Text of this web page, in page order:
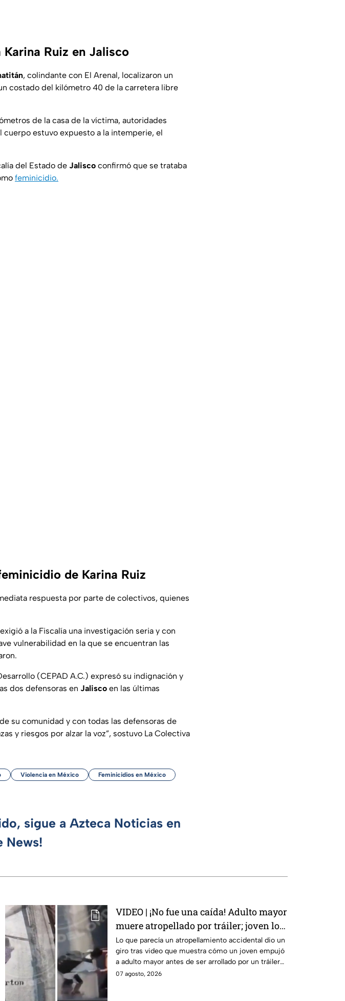
Ruiz en Jalisco
, colindante con El Arenal, localizaron un
costado del kilómetro 40 de la carretera libre
de la casa de la víctima, autoridades
estuvo expuesto a la intemperie, el
del Estado de Jalisco confirmó que se trataba
feminicidio.
de Karina Ruiz
respuesta por parte de colectivos, quienes
a la Fiscalía una investigación seria y con
vulnerabilidad en la que se encuentran las
(CEPAD A.C.) expresó su indignación y
dos defensoras en Jalisco en las últimas
su comunidad y con todas las defensoras de
y riesgos por alzar la voz”, sostuvo La Colectiva
Violencia en México Feminicidios en México
sigue a Azteca Noticias en
News!
VIDEO | ¡No fue una caída! Adulto mayor
muere atropellado por tráiler; joven lo
empujó en Monterrey
Lo que parecía un atropellamiento accidental dio un
giro tras video que muestra cómo un joven empujó
a adulto mayor antes de ser arrollado por un tráiler
en Monterrey.
07 agosto, 2026